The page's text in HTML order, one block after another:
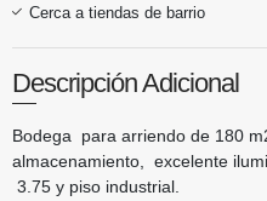
Cerca a tiendas de barrio
Descripción Adicional
Bodega para arriendo de 180
almacenamiento, excelente
3.75 y piso industrial.